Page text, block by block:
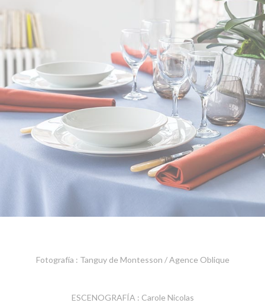
Fotografía : Tanguy de Montesson / Agence Oblique
ESCENOGRAFÍA : Carole Nicolas